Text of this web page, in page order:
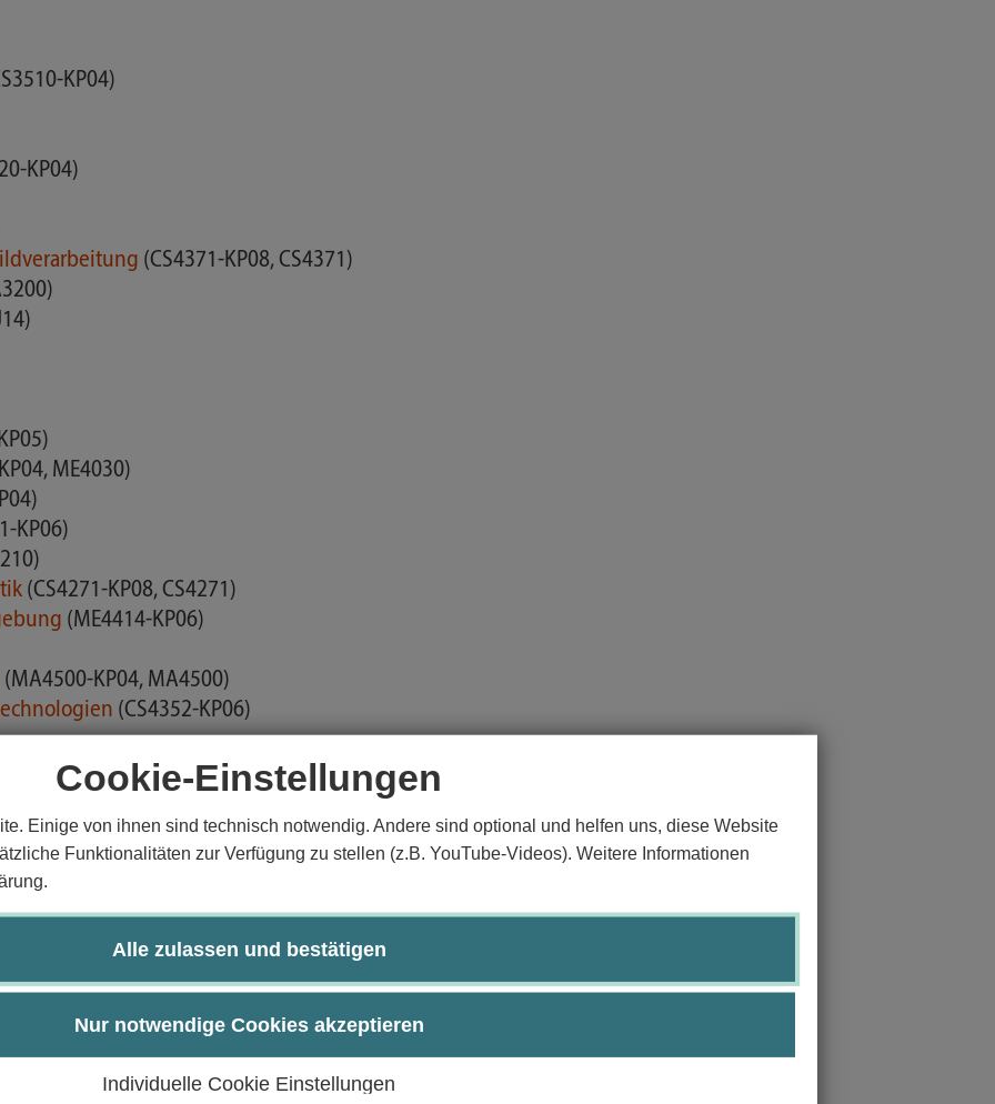
Cookie-Einstellungen
Einige von ihnen sind technisch notwendig. Andere sind optional und helfen uns, diese Website
Funktionalitäten zur Verfügung zu stellen (z.B. YouTube-Videos). Weitere Informationen
Alle zulassen und bestätigen
Nur notwendige Cookies akzeptieren
Individuelle Cookie Einstellungen
KP04)
KP04)
(CS4371-KP08, CS4371)
ME4030)
KP06)
(CS4271-KP08, CS4271)
(ME4414-KP06)
(MA4500-KP04, MA4500)
(CS4352-KP06)
CS4140)
Systeme(CS4441-KP08, CS4441)